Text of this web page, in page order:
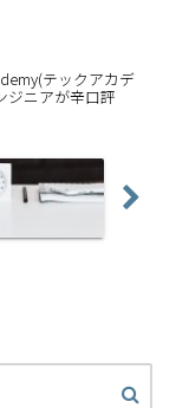
テックアカデ
ジニアが辛口評